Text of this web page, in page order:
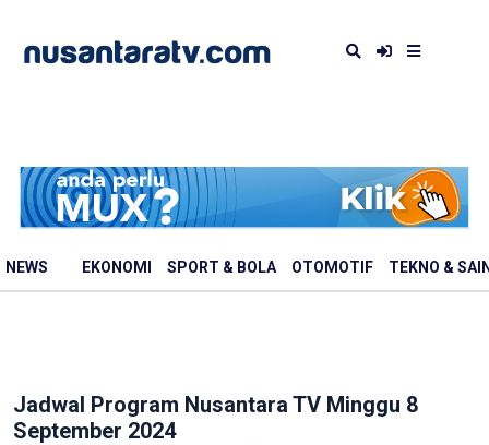
NEWS EKONOMI SPORT & BOLA OTOMOTIF TEKNO &
Jadwal Program Nusantara TV Minggu 8
September 2024